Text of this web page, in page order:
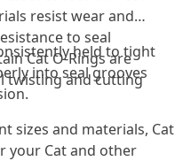
resist wear and
to seal
Cat O-Rings are
twisting and cutting
held to tight
into seal grooves
sizes and materials, Cat
your Cat and other